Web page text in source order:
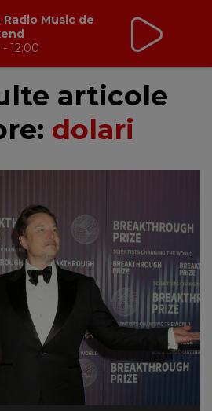
Radio Music de
12:00
articole
dolari